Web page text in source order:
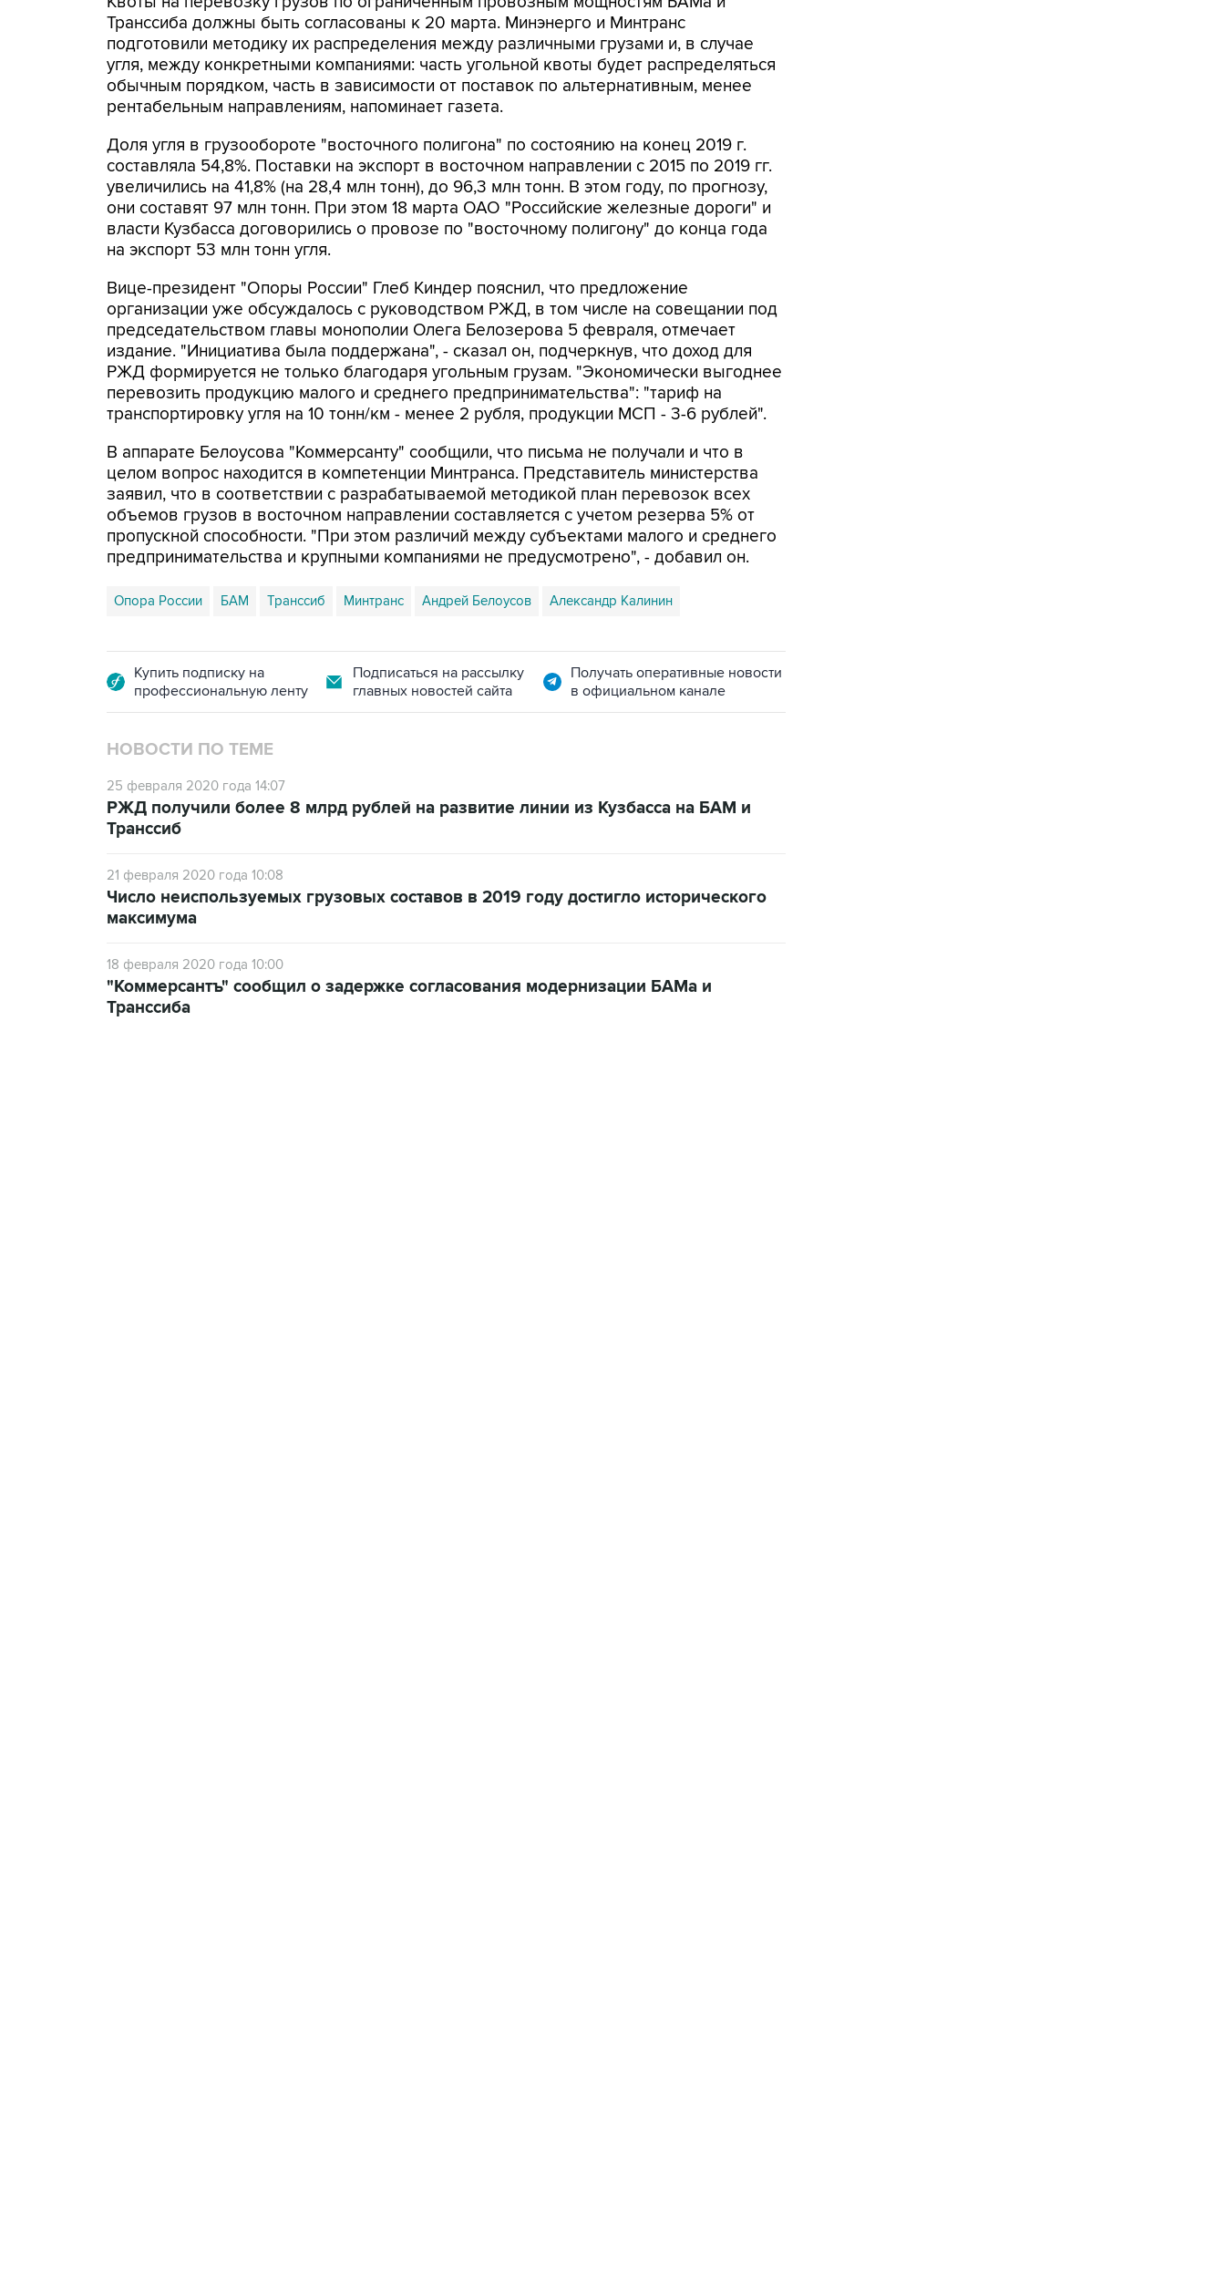
Транссиба должны быть согласованы к 20 марта. Минэнерго и Минтранс
подготовили методику их распределения между различными грузами и, в случае
угля, между конкретными компаниями: часть угольной квоты будет распределяться
обычным порядком, часть в зависимости от поставок по альтернативным, менее
рентабельным направлениям, напоминает газета.
Доля угля в грузообороте "восточного полигона" по состоянию на конец 2019 г.
составляла 54,8%. Поставки на экспорт в восточном направлении с 2015 по 2019 гг.
увеличились на 41,8% (на 28,4 млн тонн), до 96,3 млн тонн. В этом году, по прогнозу,
они составят 97 млн тонн. При этом 18 марта ОАО "Российские железные дороги" и
власти Кузбасса договорились о провозе по "восточному полигону" до конца года
на экспорт 53 млн тонн угля.
Вице-президент "Опоры России" Глеб Киндер пояснил, что предложение
организации уже обсуждалось с руководством РЖД, в том числе на совещании под
председательством главы монополии Олега Белозерова 5 февраля, отмечает
издание. "Инициатива была поддержана", - сказал он, подчеркнув, что доход для
РЖД формируется не только благодаря угольным грузам. "Экономически выгоднее
перевозить продукцию малого и среднего предпринимательства": "тариф на
транспортировку угля на 10 тонн/км - менее 2 рубля, продукции МСП - 3-6 рублей".
В аппарате Белоусова "Коммерсанту" сообщили, что письма не получали и что в
целом вопрос находится в компетенции Минтранса. Представитель министерства
заявил, что в соответствии с разрабатываемой методикой план перевозок всех
объемов грузов в восточном направлении составляется с учетом резерва 5% от
пропускной способности. "При этом различий между субъектами малого и среднего
предпринимательства и крупными компаниями не предусмотрено", - добавил он.
Опора России БАМ Транссиб Минтранс Андрей Белоусов Александр Калинин
Купить подписку на
профессиональную ленту
Подписаться на рассылку
главных новостей сайта
Получать оперативные новости
в официальном канале
НОВОСТИ ПО ТЕМЕ
25 февраля 2020 года 14:07
РЖД получили более 8 млрд рублей на развитие линии из Кузбасса на БАМ и
Транссиб
21 февраля 2020 года 10:08
Число неиспользуемых грузовых составов в 2019 году достигло исторического
максимума
18 февраля 2020 года 10:00
"Коммерсантъ" сообщил о задержке согласования модернизации БАМа и
Транссиба